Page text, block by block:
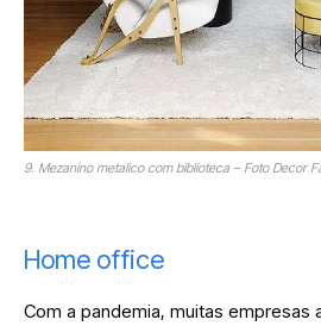
9. Mezanino metalico com biblioteca – Foto Decor
Home office
Com a pandemia, muitas empresas